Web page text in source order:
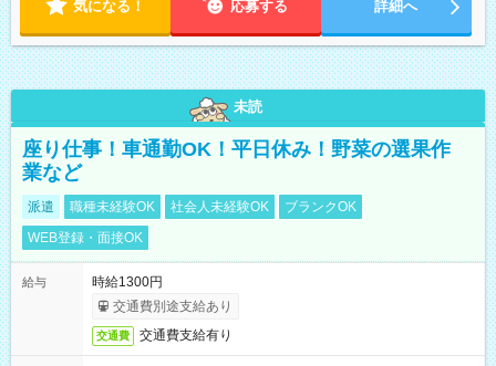
書作成等1時間) ※勤務時間が8:30～の場合、朝8時半から学校で
間でOK！
気になる！ 応募する 詳細へ
未読
座り仕事！車通勤OK！平日休み！野菜の選果作
業など
派遣 職種未経験OK 社会人未経験OK
ブランクOK
WEB登録・面接OK
給与
時給1300円
交通費別途支給あり
交通費 交通費支給有り